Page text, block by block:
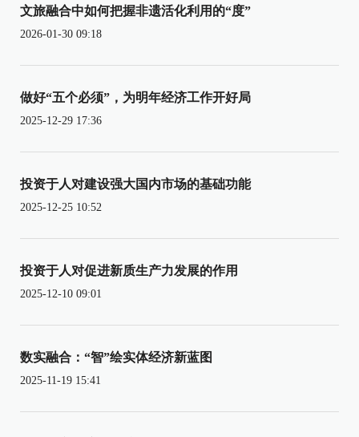
文旅融合中如何把握非遗活化利用的“度”
2026-01-30 09:18
做好“五个必须”，为明年经济工作开好局
2025-12-29 17:36
投资于人对建设强大国内市场的基础功能
2025-12-25 10:52
投资于人对促进新质生产力发展的作用
2025-12-10 09:01
数实融合：“智”绘实体经济新蓝图
2025-11-19 15:41